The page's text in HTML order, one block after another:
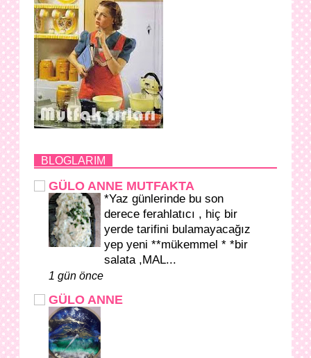
BLOGLARIM
GÜLO ANNE MUTFAKTA
*Yaz günlerinde bu son
derece ferahlatıcı , hiç bir
yerde tarifini bulamayacağız
yep yeni **mükemmel * *bir
salata ,MAL...
1 gün önce
GÜLO ANNE